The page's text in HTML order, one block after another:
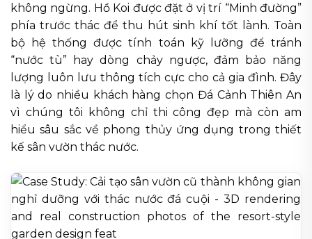
không ngừng. Hồ Koi được đặt ở vị trí “Minh đường”
phía trước thác để thu hút sinh khí tốt lành. Toàn
bộ hệ thống được tính toán kỹ lưỡng để tránh
“nước tù” hay dòng chảy ngược, đảm bảo năng
lượng luôn lưu thông tích cực cho cả gia đình. Đây
là lý do nhiều khách hàng chọn Đá Cảnh Thiên An
vì chúng tôi không chỉ thi công đẹp mà còn am
hiểu sâu sắc về phong thủy ứng dụng trong thiết
kế sân vườn thác nước.